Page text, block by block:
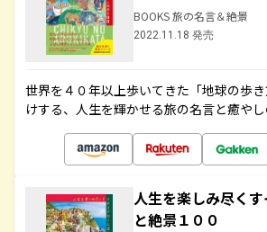
BOOKS 旅の名言＆絶景
2022.11.18 発売
世界を４０年以上歩いてきた「地球の歩
けする、人生を輝かせる旅の名言と癒や
人生を楽しみ尽く
と絶景１００